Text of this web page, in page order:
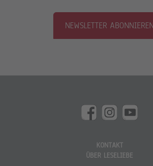
NEWSLETTER ABONNIEREN
KONTAKT
ÜBER LESELIEBE